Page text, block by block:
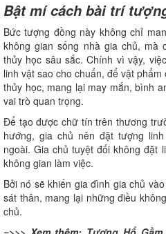
Bật mí cách bài trí
Bức tượng đồng này không chỉ
không gian sống nhà gia chủ, mà
thủy học sâu sắc. Chính vì vậy,
linh vật sao cho chuẩn, để vật
thủy học, mang lại may mắn, bình
vai trò quan trọng.
Để tạo được chữ tín trên thương
hướng, gia chủ nên đặt tượng
ngoài. Gia chủ tuyệt đối không đặt
không gian làm việc.
Bởi nó sẽ khiến gia đình gia chủ
sát thân, mang lại những điều
chủ.